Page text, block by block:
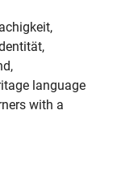
language
with a